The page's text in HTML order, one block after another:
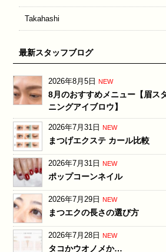
Takahashi
最新スタッフブログ
2026年8月5日 NEW
8月のおすすめメニュー【眉ス
ニングアイブロウ】
2026年7月31日 NEW
まつげエクステ カール比較
2026年7月31日 NEW
ポップコーンネイル
2026年7月29日 NEW
まつエクの長さの選び方
2026年7月28日 NEW
タコかウオノメか…